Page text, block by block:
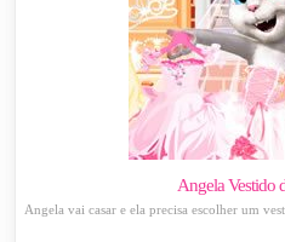
Angela Vestido
Angela vai casar e ela precisa escolher um